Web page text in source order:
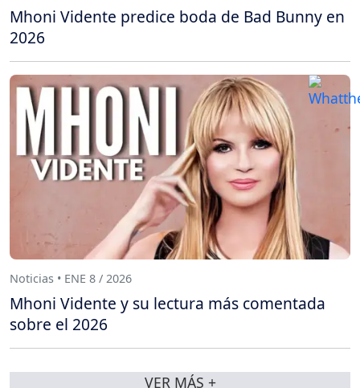
Mhoni Vidente predice boda de Bad Bunny en
2026
Noticias • ENE 8 / 2026
Mhoni Vidente y su lectura más comentada
sobre el 2026
VER MÁS +